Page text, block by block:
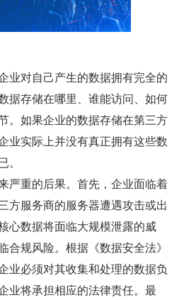
业对自己产生的数据拥有完全的
据存储在哪里、谁能访问、如何
。如果企业的数据存储在第三方
业实际上并没有真正拥有这些数
严重的后果。首先，企业面临着
方服务商的服务器遭遇攻击或出
心数据将面临大规模泄露的威
合规风险。根据《数据安全法》
业必须对其收集和处理的数据负
业将承担相应的法律责任。最